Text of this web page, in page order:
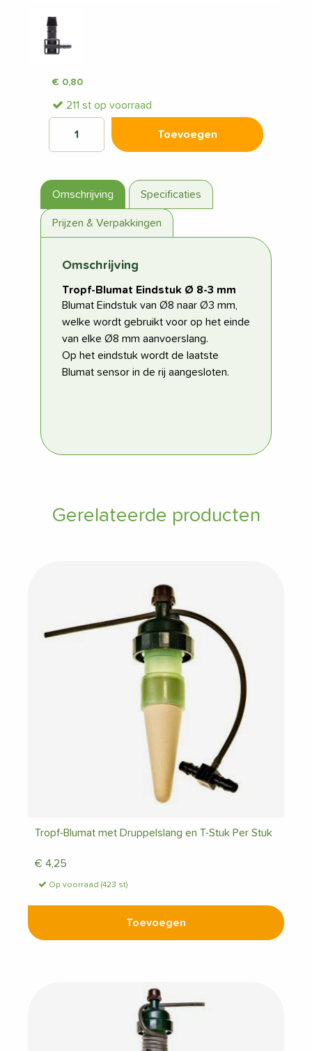
€ 0,80
211 st op voorraad
Toevoegen
Omschrijving Specificaties
Prijzen & Verpakkingen
Omschrijving
Tropf-Blumat Eindstuk Ø 8-3 mm
Blumat Eindstuk van Ø8 naar Ø3 mm,
welke wordt gebruikt voor op het einde
van elke Ø8 mm aanvoerslang.
Op het eindstuk wordt de laatste
Blumat sensor in de rij aangesloten.
Gerelateerde producten
Tropf-Blumat met Druppelslang en T-Stuk Per Stuk
€ 4,25
Op voorraad (423 st)
Toevoegen